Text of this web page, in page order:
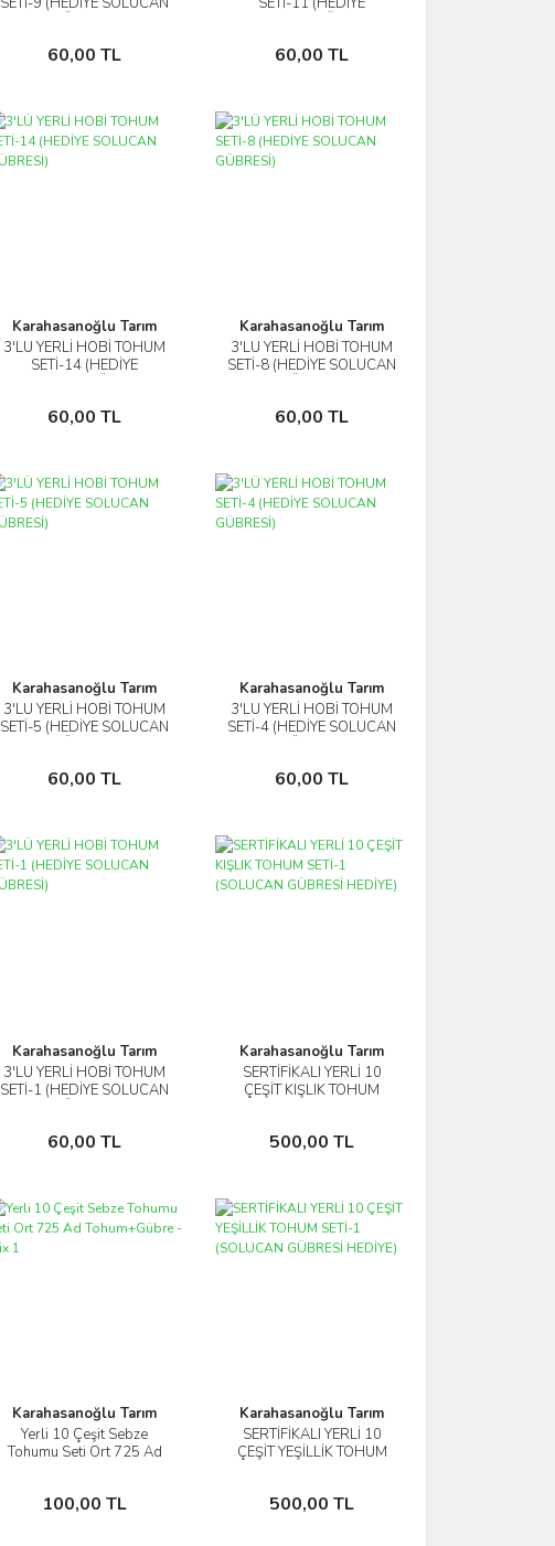
60,00 TL
Sepete Ekle 60,00 TL
Sepete Ekle
Karahasanoğlu Tarım
3'LÜ YERLİ HOBİ TOHUM
SETİ-14 (HEDİYE
60,00 TL
İncele
Sepete Ekle
Karahasanoğlu Tarım
3'LÜ YERLİ HOBİ TOHUM
SETİ-8 (HEDİYE SOLUCAN
60,00 TL
İncele
Sepete Ekle
Karahasanoğlu Tarım
3'LÜ YERLİ HOBİ TOHUM
SETİ-5 (HEDİYE SOLUCAN
60,00 TL
İncele
Sepete Ekle
Karahasanoğlu Tarım
3'LÜ YERLİ HOBİ TOHUM
SETİ-4 (HEDİYE SOLUCAN
60,00 TL
İncele
Sepete Ekle
Karahasanoğlu Tarım
3'LÜ YERLİ HOBİ TOHUM
SETİ-1 (HEDİYE SOLUCAN
60,00 TL
İncele
Sepete Ekle
Karahasanoğlu Tarım
SERTİFİKALI YERLİ 10
ÇEŞİT KIŞLIK TOHUM
500,00 TL
İncele
Sepete Ekle
Karahasanoğlu Tarım
Yerli 10 Çeşit Sebze
Tohumu Seti Ort 725 Ad
100,00 TL
İncele
Sepete Ekle
Karahasanoğlu Tarım
SERTİFİKALI YERLİ 10
ÇEŞİT YEŞİLLİK TOHUM
500,00 TL
İncele
Sepete Ekle